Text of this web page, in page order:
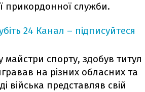
прикордонної служби.
24 Канал – підписуйтеся
спорту, здобув титул
на різних обласних та
війська представляв свій